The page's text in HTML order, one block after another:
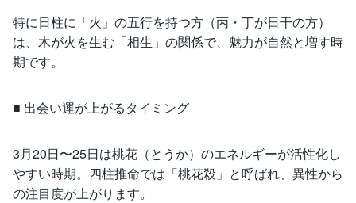
特に日柱に「火」の五行を持つ方（丙・丁が日干の方）
は、木が火を生む「相生」の関係で、魅力が自然と増す時
期です。
■ 出会い運が上がるタイミング
3月20日〜25日は桃花（とうか）のエネルギーが活性化し
やすい時期。四柱推命では「桃花殺」と呼ばれ、異性から
の注目度が上がります。